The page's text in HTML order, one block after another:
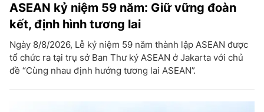
ASEAN kỷ niệm 59 năm: Giữ vững đoàn
kết, định hình tương lai
Ngày 8/8/2026, Lễ kỷ niệm 59 năm thành lập ASEAN được
tổ chức ra tại trụ sở Ban Thư ký ASEAN ở Jakarta với chủ
đề “Cùng nhau định hướng tương lai ASEAN”.